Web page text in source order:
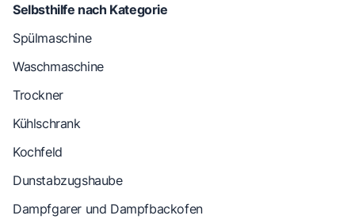
Selbsthilfe nach Kategorie
Spülmaschine
Waschmaschine
Trockner
Kühlschrank
Kochfeld
Dunstabzugshaube
Dampfgarer und Dampfbackofen